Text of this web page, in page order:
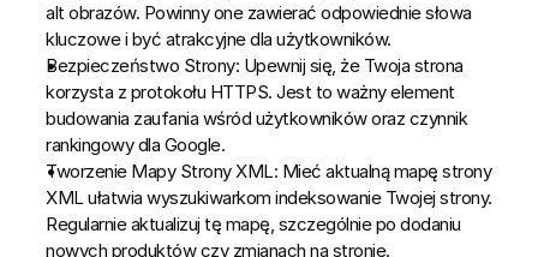
alt obrazów. Powinny one zawierać odpowiednie słowa
kluczowe i być atrakcyjne dla użytkowników.
Bezpieczeństwo Strony: Upewnij się, że Twoja strona
korzysta z protokołu HTTPS. Jest to ważny element
budowania zaufania wśród użytkowników oraz czynnik
rankingowy dla Google.
Tworzenie Mapy Strony XML: Mieć aktualną mapę strony
XML ułatwia wyszukiwarkom indeksowanie Twojej strony.
Regularnie aktualizuj tę mapę, szczególnie po dodaniu
nowych produktów czy zmianach na stronie.